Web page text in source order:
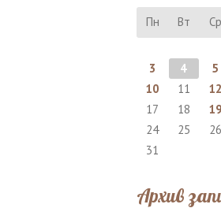
Пн Вт Ср
3
4 5
10
11 12
17
18 19
24
25 26
31
Архив